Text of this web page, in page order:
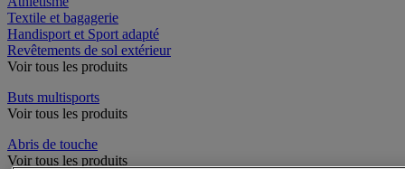
Textile et bagagerie
Handisport et Sport adapté
Revêtements de sol extérieur
Voir tous les produits
Buts multisports
Voir tous les produits
Abris de touche
Voir tous les produits